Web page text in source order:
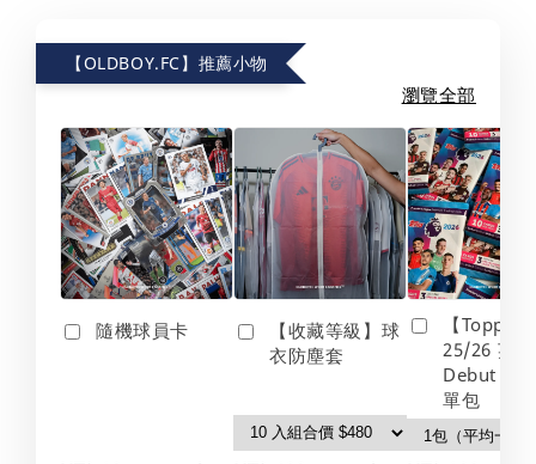
【OLDBOY.FC】推薦小物
瀏覽全部
隨機球員卡
【收藏等級】球
衣防塵套
【Topps】
25/26 英
Debut
單包